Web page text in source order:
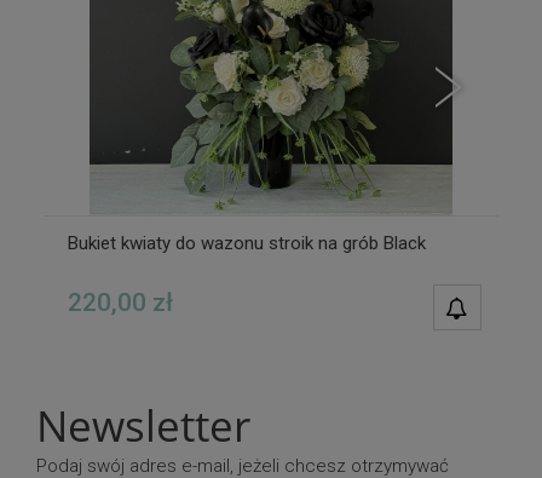
Bukiet kwiaty do wazonu stroik na grób Black
220,00 zł
Newsletter
Podaj swój adres e-mail, jeżeli chcesz otrzymywać